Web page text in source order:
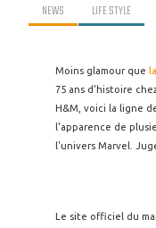
NEWS LIFE STYLE
Moins glamour que
75 ans d'histoire
H&M, voici la ligne
l'apparence de
l'univers Marvel.
Le site officiel du